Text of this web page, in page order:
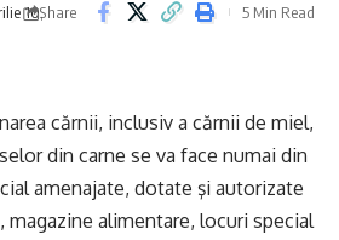
10,Share
5 Min Read
cărnii, inclusiv a cărnii de miel,
din carne se va face numai din
amenajate, dotate şi autorizate
magazine alimentare, locuri special